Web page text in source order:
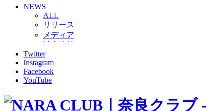
NEWS
ALL
リリース
メディア
グッズ
ファンコミュニティ
普及・育成
ホームタウン
その他
Twitter
Instagram
Facebook
YouTube